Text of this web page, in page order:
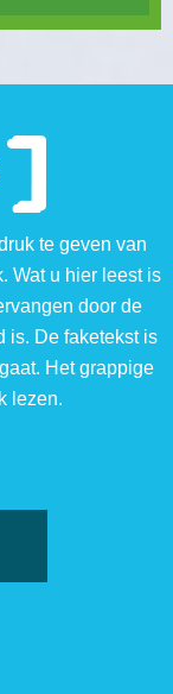
te geven van
Wat u hier leest is
door de
is. De faketekst is
Het grappige
lezen.